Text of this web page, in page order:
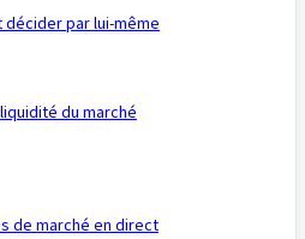
par lui-même
du marché
de marché en direct